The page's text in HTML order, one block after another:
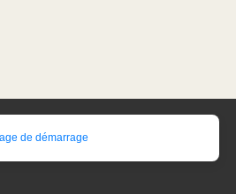
de démarrage